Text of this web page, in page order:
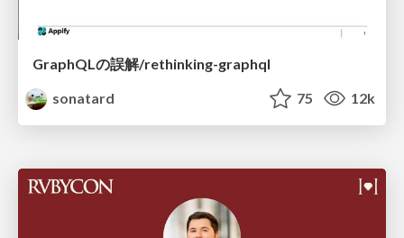
GraphQLの誤解/rethinking-graphql
sonatard
75 12k